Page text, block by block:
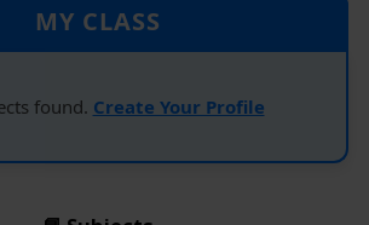
MY CLASS
found. Create Your Profile